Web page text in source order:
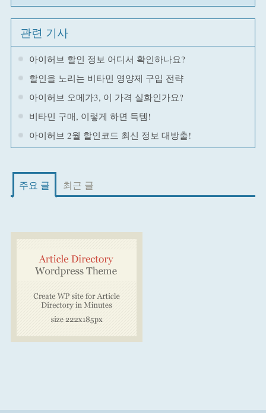
관련 기사
아이허브 할인 정보 어디서 확인하나요?
할인을 노리는 비타민 영양제 구입 전략
아이허브 오메가3, 이 가격 실화인가요?
비타민 구매, 이렇게 하면 득템!
아이허브 2월 할인코드 최신 정보 대방출!
주요 글 최근 글